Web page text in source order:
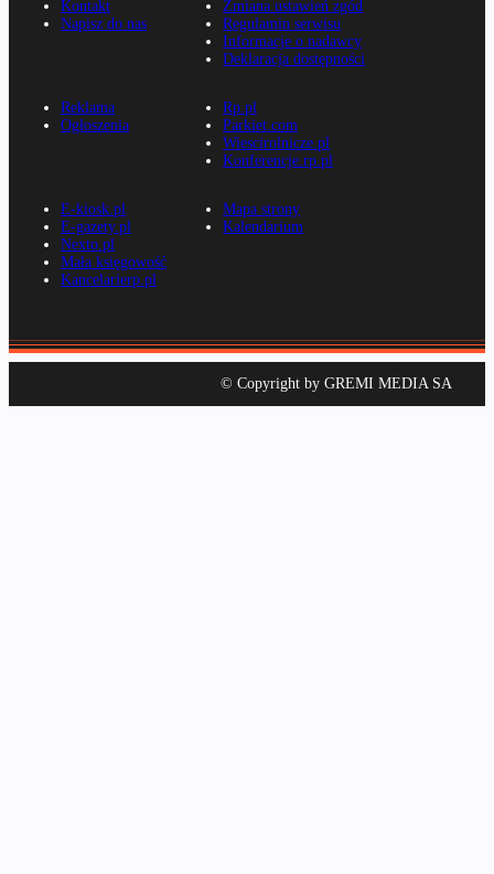
Kontakt
Napisz do nas
Zmiana ustawień zgód
Regulamin serwisu
Informacje o nadawcy
Deklaracja dostępności
Reklama
Ogłoszenia
Rp.pl
Parkiet.com
Wiescirolnicze.pl
Konferencje.rp.pl
E-kiosk.pl
E-gazety.pl
Nexto.pl
Mała księgowość
Kancelarierp.pl
Mapa strony
Kalendarium
© Copyright by GREMI MEDIA SA